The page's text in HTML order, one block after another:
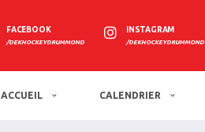
FACEBOOK
/DEKHOCKEYDRUMMOND
INSTAGRAM
/DEKHOCKEYDRUMMOND
ACCUEIL CALENDRIER